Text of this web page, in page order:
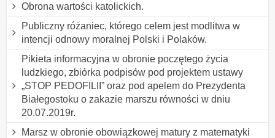
Obrona wartości katolickich.
Publiczny różaniec, którego celem jest modlitwa w
intencji odnowy moralnej Polski i Polaków.
Pikieta informacyjna w obronie poczętego życia
ludzkiego, zbiórka podpisów pod projektem ustawy
„STOP PEDOFILII” oraz pod apelem do Prezydenta
Białegostoku o zakazie marszu równości w dniu
20.07.2019r.
Marsz w obronie obowiązkowej matury z matematyki